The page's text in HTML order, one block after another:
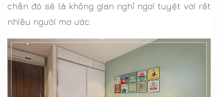
chắn đó sẽ là không gian nghỉ ngơi tuyệt vời rất
nhiều người mơ ước.